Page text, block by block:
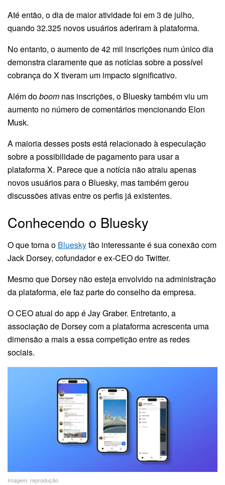
Até então, o dia de maior atividade foi em 3 de julho,
quando 32.325 novos usuários aderiram à plataforma.
No entanto, o aumento de 42 mil inscrições num único dia
demonstra claramente que as notícias sobre a possível
cobrança do X tiveram um impacto significativo.
Além doboom nas inscrições, o Bluesky também viu um
aumento no número de comentários mencionando Elon
Musk.
A maioria desses posts está relacionado à especulação
sobre a possibilidade de pagamento para usar a
plataforma X. Parece que a notícia não atraiu apenas
novos usuários para o Bluesky, mas também gerou
discussões ativas entre os perfis já existentes.
Conhecendo o Bluesky
O que torna o Blueskytão interessante é sua conexão com
Jack Dorsey, cofundador e ex-CEO do Twitter.
Mesmo que Dorsey não esteja envolvido na administração
da plataforma, ele faz parte do conselho da empresa.
O CEO atual do app é Jay Graber. Entretanto, a
associação de Dorsey com a plataforma acrescenta uma
dimensão a mais a essa competição entre as redes
sociais.
Imagem: reprodução